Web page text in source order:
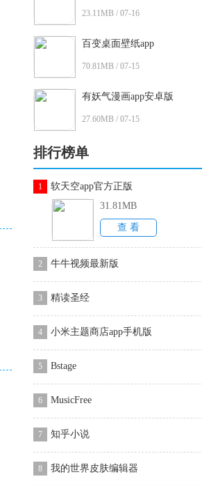
23.11MB / 07-16
百变桌面壁纸app
70.81MB / 07-15
有妖气漫画app安卓版
27.60MB / 07-15
排行榜单
1
软天空app官方正版
31.81MB
查 看
2 牛牛视频最新版
3 精读圣经
4 小米主题商店app手机版
5 Bstage
6 MusicFree
7 知乎小说
8 我的世界皮肤编辑器